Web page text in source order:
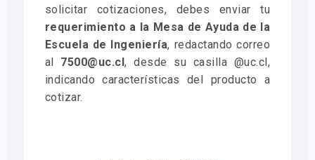
solicitar cotizaciones, debes enviar tu
requerimiento a la Mesa de Ayuda de la
Escuela de Ingeniería, redactando correo
al 7500@uc.cl, desde su casilla @uc.cl,
indicando características del producto a
cotizar.